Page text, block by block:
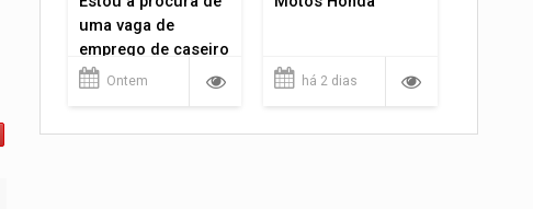
uma vaga de
emprego de caseiro
em porto velho
Ontem há 2 dias